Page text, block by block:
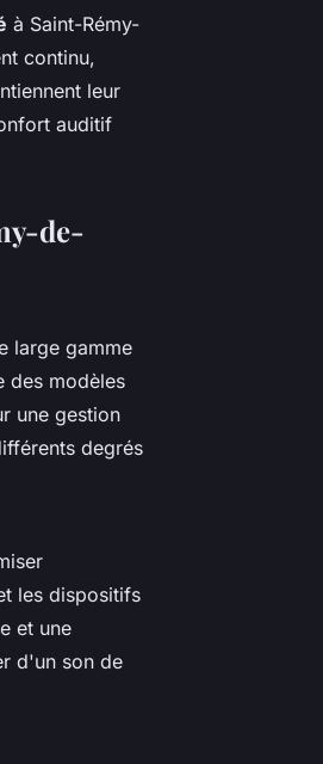
à Saint-Rémy-
continu,
leur
auditif
de-
large gamme
des modèles
une gestion
degrés
les dispositifs
et une
d'un son de